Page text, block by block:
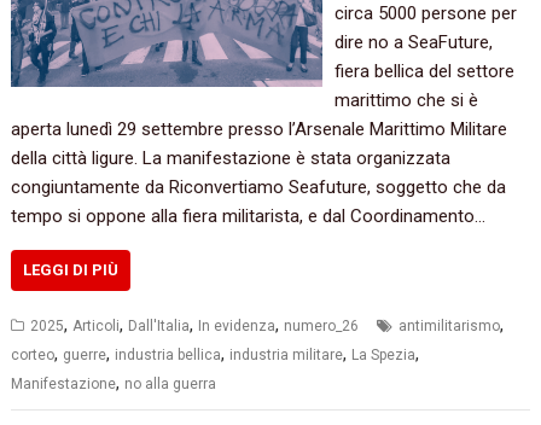
circa 5000 persone per
dire no a SeaFuture,
fiera bellica del settore
marittimo che si è
aperta lunedì 29 settembre presso l’Arsenale Marittimo Militare
della città ligure. La manifestazione è stata organizzata
congiuntamente da Riconvertiamo Seafuture, soggetto che da
tempo si oppone alla fiera militarista, e dal Coordinamento…
LEGGI DI PIÙ
2025,Articoli, Dall'Italia, In evidenza, numero_26 antimilitarismo,
corteo, guerre, industria bellica, industria militare, La Spezia,
Manifestazione, no alla guerra